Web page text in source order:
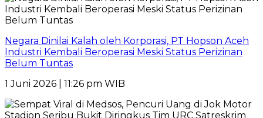
Negara Dinilai Kalah oleh Korporasi, PT Hopson Aceh
Industri Kembali Beroperasi Meski Status Perizinan
Belum Tuntas
1 Juni 2026 | 11:26 pm WIB